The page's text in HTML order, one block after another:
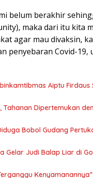
belum berakhir
maka dari itu kita
agar mau divaksin,
penyebaran Covid-19,
Aiptu
Tahanan Dipertemukan
Bobol Gudang
Gelar Judi Balap Liar di
Kenyamanannya”